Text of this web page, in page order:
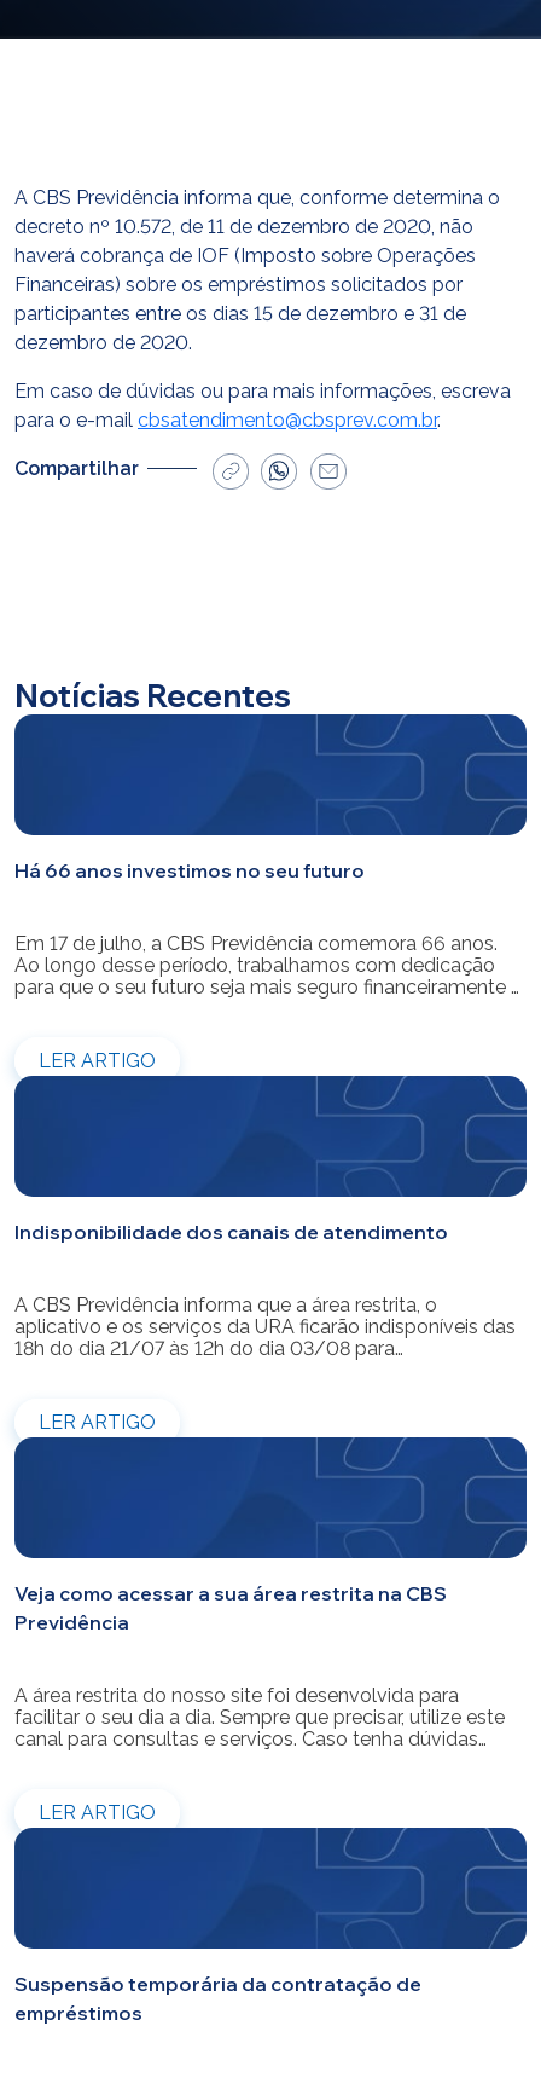
A CBS Previdência informa que, conforme determina o
decreto nº 10.572, de 11 de dezembro de 2020, não
haverá cobrança de IOF (Imposto sobre Operações
Financeiras) sobre os empréstimos solicitados por
participantes entre os dias 15 de dezembro e 31 de
dezembro de 2020.
Em caso de dúvidas ou para mais informações, escreva
para o e-mail cbsatendimento@cbsprev.com.br.
Compartilhar
Notícias Recentes
Há 66 anos investimos no seu futuro
Em 17 de julho, a CBS Previdência comemora 66 anos.
Ao longo desse período, trabalhamos com dedicação
para que o seu futuro seja mais seguro financeiramente e
eficiência e transparência os recursos dos nossos mais
de 39 mil participantes. Temos […]
LER ARTIGO
Indisponibilidade dos canais de atendimento
A CBS Previdência informa que a área restrita, o
aplicativo e os serviços da URA ficarão indisponíveis das
18h do dia 21/07 às 12h do dia 03/08 para
entre os dias 22/07 e 31/07. Reforçamos que as
simulações e contratações de empréstimos […]
LER ARTIGO
Veja como acessar a sua área restrita na CBS
Previdência
A área restrita do nosso site foi desenvolvida para
facilitar o seu dia a dia. Sempre que precisar, utilize este
canal para consultas e serviços. Caso tenha dúvidas
LER ARTIGO
Suspensão temporária da contratação de
empréstimos